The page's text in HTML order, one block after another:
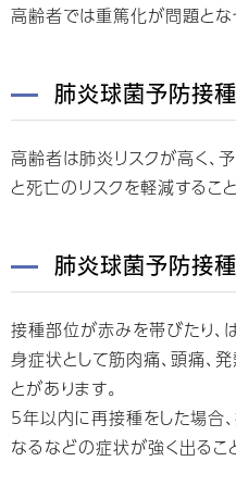
高齢者では重篤化が問題とな
肺炎球菌予防接
高齢者は肺炎リスクが高く、
と死亡のリスクを軽減するこ
肺炎球菌予防接
接種部位が赤みを帯びたり、
身症状として筋肉痛、頭痛、
とがあります。
5年以内に再接種をした場合
なるなどの症状が強く出るこ